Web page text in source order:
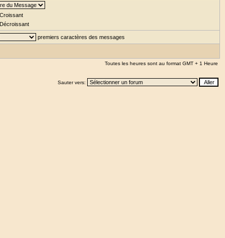
Croissant
Décroissant
premiers caractères des messages
Toutes les heures sont au format GMT + 1 Heure
Sauter vers: